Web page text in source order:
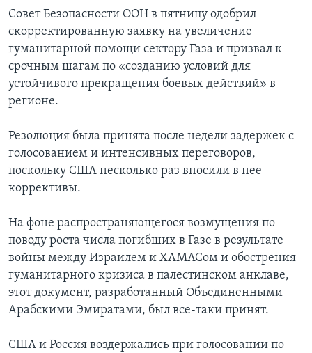
Совет Безопасности ООН в пятницу одобрил
скорректированную заявку на увеличение
гуманитарной помощи сектору Газа и призвал к
срочным шагам по «созданию условий для
устойчивого прекращения боевых действий» в
регионе.
Резолюция была принята после недели задержек с
голосованием и интенсивных переговоров,
поскольку США несколько раз вносили в нее
коррективы.
На фоне распространяющегося возмущения по
поводу роста числа погибших в Газе в результате
войны между Израилем и ХАМАСом и обострения
гуманитарного кризиса в палестинском анклаве,
этот документ, разработанный Объединенными
Арабскими Эмиратами, был все-таки принят.
США и Россия воздержались при голосовании по